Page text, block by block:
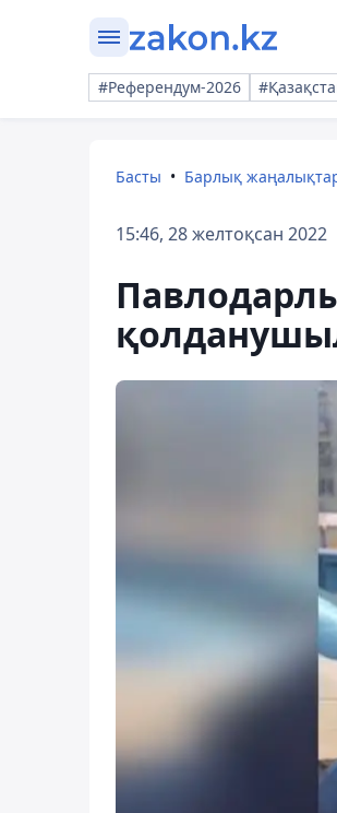
#Референдум-2026
Басты Барлық
15:46, 28 желтоқсан 2022